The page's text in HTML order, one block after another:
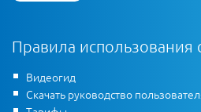
Правила использования
Видеогид
Скачать руководство